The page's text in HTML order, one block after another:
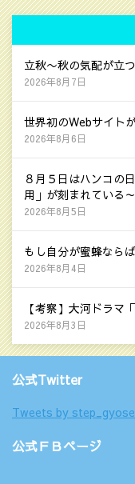
立秋〜秋の気配が立
2026年8月7日
世界初のWebサイト
2026年8月6日
８月５日はハンコの
用」が刻まれている～
2026年8月5日
もし自分が蜜蜂なら
2026年8月4日
【考察】大河ドラマ
2026年8月3日
公式Twitter
Tweets by
公式ＦＢページ